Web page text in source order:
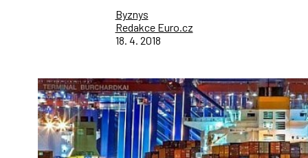
Byznys
Redakce Euro.cz
18. 4. 2018